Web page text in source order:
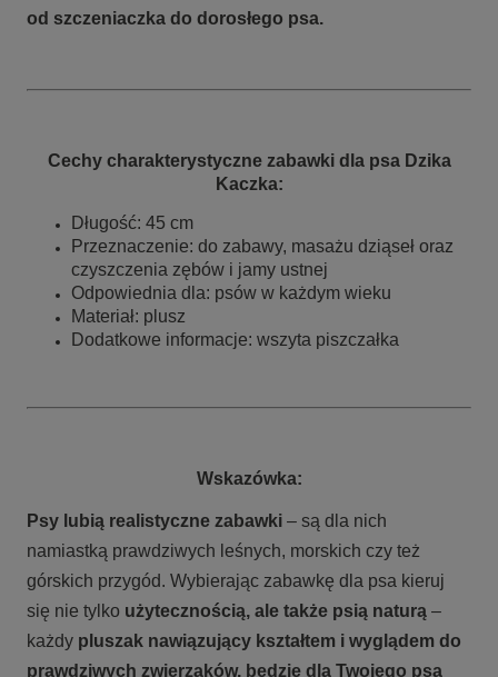
od szczeniaczka do dorosłego psa.
Cechy charakterystyczne zabawki dla psa Dzika
Kaczka:
Długość: 45 cm
Przeznaczenie: do zabawy, masażu dziąseł oraz
czyszczenia zębów i jamy ustnej
Odpowiednia dla: psów w każdym wieku
Materiał: plusz
Dodatkowe informacje: wszyta piszczałka
Wskazówka:
Psy lubią realistyczne zabawki – są dla nich
namiastką prawdziwych leśnych, morskich czy też
górskich przygód. Wybierając zabawkę dla psa kieruj
się nie tylko użytecznością, ale także psią naturą –
każdy pluszak nawiązujący kształtem i wyglądem do
prawdziwych zwierzaków, będzie dla Twojego psa